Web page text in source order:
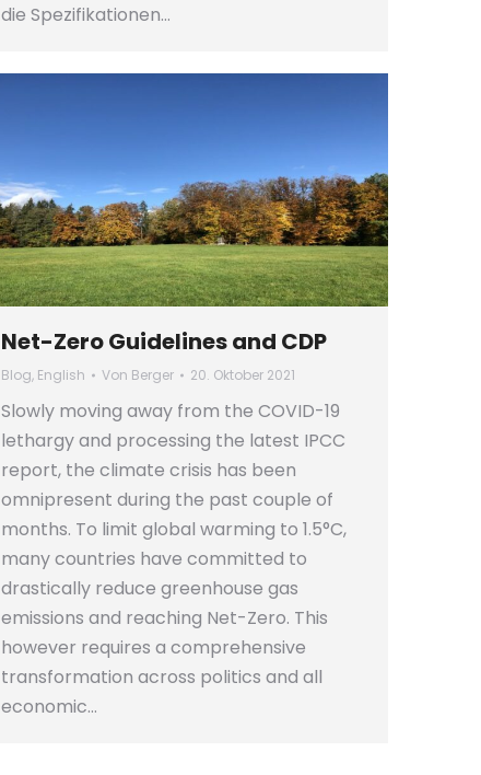
die Spezifikationen…
Net-Zero Guidelines and CDP
Blog, English Von Berger 20. Oktober 2021
Slowly moving away from the COVID-19
lethargy and processing the latest IPCC
report, the climate crisis has been
omnipresent during the past couple of
months. To limit global warming to 1.5°C,
many countries have committed to
drastically reduce greenhouse gas
emissions and reaching Net-Zero. This
however requires a comprehensive
transformation across politics and all
economic…